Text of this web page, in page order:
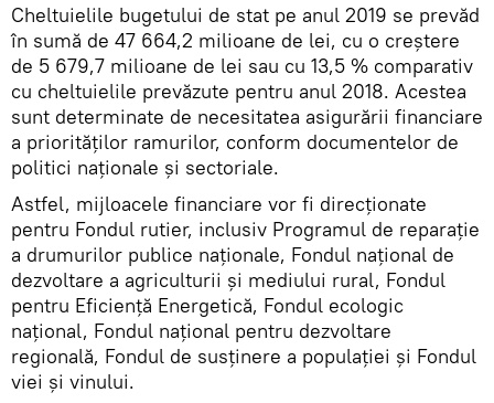
Cheltuielile bugetului de stat pe anul 2019 se prevăd
în sumă de 47 664,2 milioane de lei, cu o creștere
de 5 679,7 milioane de lei sau cu 13,5 % comparativ
cu cheltuielile prevăzute pentru anul 2018. Acestea
sunt determinate de necesitatea asigurării financiare
a priorităților ramurilor, conform documentelor de
politici naționale și sectoriale.
Astfel, mijloacele financiare vor fi direcționate
pentru Fondul rutier, inclusiv Programul de reparație
a drumurilor publice naționale, Fondul național de
dezvoltare a agriculturii și mediului rural, Fondul
pentru Eficiență Energetică, Fondul ecologic
național, Fondul național pentru dezvoltare
regională, Fondul de susținere a populației și Fondul
viei și vinului.